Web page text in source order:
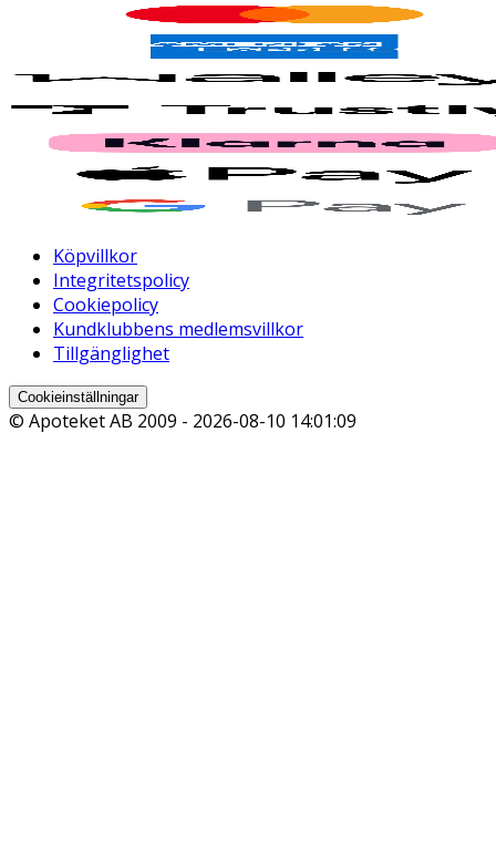
Köpvillkor
Integritetspolicy
Cookiepolicy
Kundklubbens medlemsvillkor
Tillgänglighet
Cookieinställningar
© Apoteket AB 2009 - 2026-08-10 14:01:09